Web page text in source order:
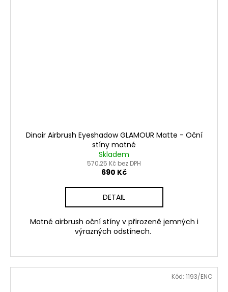
Dinair Airbrush Eyeshadow GLAMOUR Matte - Oční
stíny matné
Skladem
570,25 Kč bez DPH
690 Kč
DETAIL
Matné airbrush oční stíny v přirozeně jemných i
výrazných odstínech.
Kód: 1193/ENC